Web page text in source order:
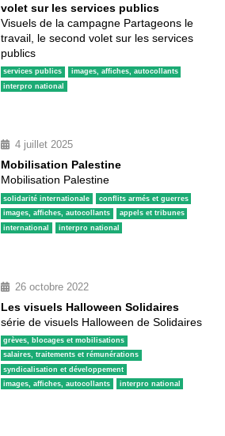
volet sur les services publics
Visuels de la campagne Partageons le
travail, le second volet sur les services
publics
services publics
images, affiches, autocollants
interpro national
4 juillet 2025
Mobilisation Palestine
Mobilisation Palestine
solidarité internationale
conflits armés et guerres
images, affiches, autocollants
appels et tribunes
international
interpro national
26 octobre 2022
Les visuels Halloween Solidaires
série de visuels Halloween de Solidaires
grèves, blocages et mobilisations
salaires, traitements et rémunérations
syndicalisation et développement
images, affiches, autocollants
interpro national